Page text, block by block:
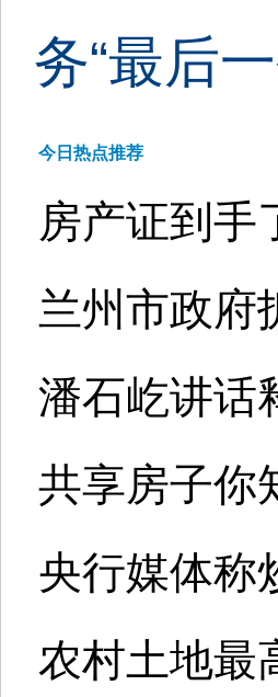
务“最后
今日热点推荐
房产证到手
兰州市政府
潘石屹讲话
共享房子你
央行媒体称
农村土地最